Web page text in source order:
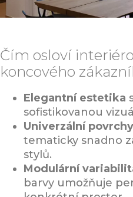
Čím osloví
koncového
Elegantní estetika
sofistikovanou
Univerzální povrchy
tematicky snadno
stylů.
Modulární
barvy umožňuje